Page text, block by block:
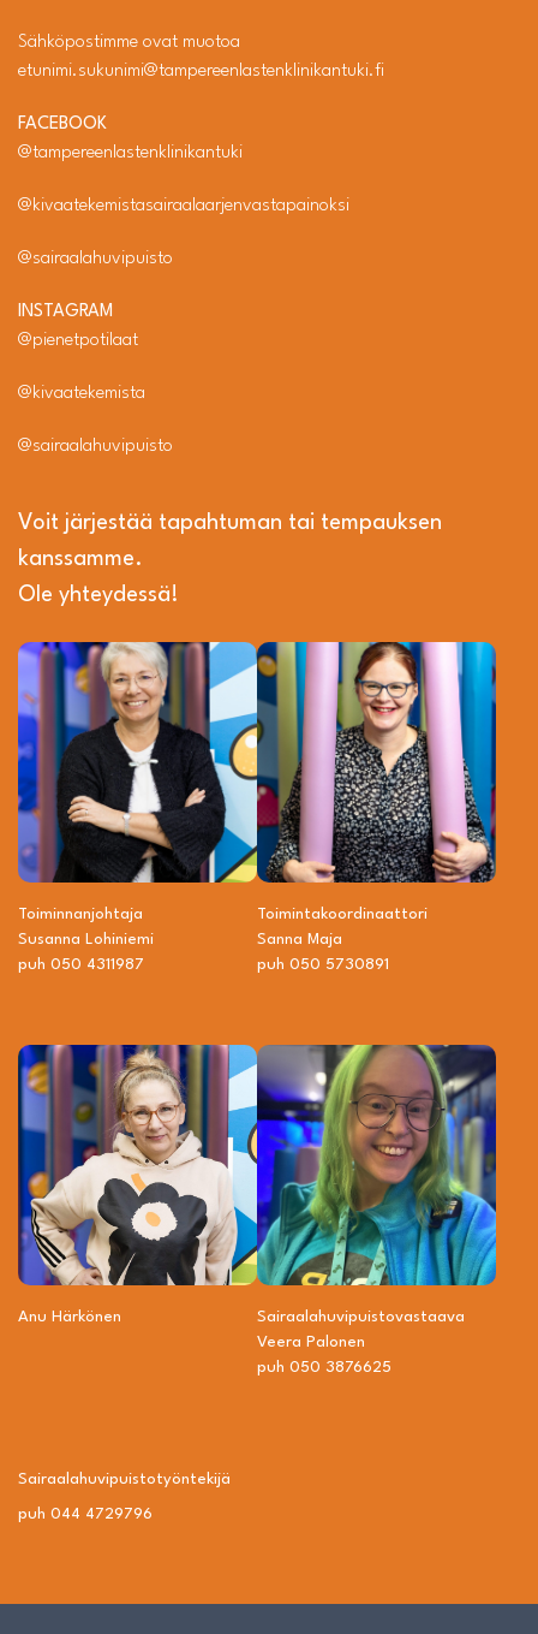
Sähköpostimme ovat muotoa
etunimi.sukunimi@tampereenlastenklinikantuki.fi
FACEBOOK
@tampereenlastenklinikantuki
@kivaatekemistasairaalaarjenvastapainoksi
@sairaalahuvipuisto
INSTAGRAM
@pienetpotilaat
@kivaatekemista
@sairaalahuvipuisto
Voit järjestää tapahtuman tai tempauksen
kanssamme.
Ole yhteydessä!
Toiminnanjohtaja
Susanna Lohiniemi
puh 050 4311987
Toiminta­­koordinaattori
Sanna Maja
puh 050 5730891
Anu Härkönen
Sairaalahuvipuisto­vastaava
Veera Palonen
puh 050 3876625
Sairaalahuvipuisto­työntekijä
puh 044 4729796